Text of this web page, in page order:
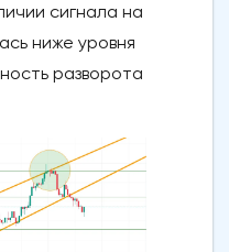
сигнала на
ниже уровня
разворота